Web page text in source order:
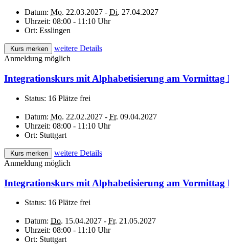
Datum: Mo. 22.03.2027 - Di. 27.04.2027
Uhrzeit: 08:00 - 11:10 Uhr
Ort: Esslingen
Kurs merken
weitere Details
Anmeldung möglich
Integrationskurs mit Alphabetisierung am Vormittag
Status: 16 Plätze frei
Datum: Mo. 22.02.2027 - Fr. 09.04.2027
Uhrzeit: 08:00 - 11:10 Uhr
Ort: Stuttgart
Kurs merken
weitere Details
Anmeldung möglich
Integrationskurs mit Alphabetisierung am Vormittag
Status: 16 Plätze frei
Datum: Do. 15.04.2027 - Fr. 21.05.2027
Uhrzeit: 08:00 - 11:10 Uhr
Ort: Stuttgart